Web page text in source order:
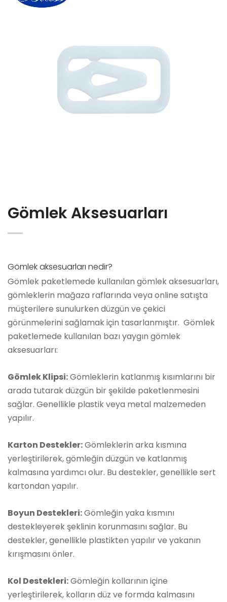
Gömlek Aksesuarları
Gömlek aksesuarları nedir?
Gömlek paketlemede kullanılan gömlek aksesuarları,
gömleklerin mağaza raflarında veya online satışta
müşterilere sunulurken düzgün ve çekici
görünmelerini sağlamak için tasarlanmıştır. Gömlek
paketlemede kullanılan bazı yaygın gömlek
aksesuarları:
Gömlek Klipsi:Gömleklerin katlanmış kısımlarını bir
arada tutarak düzgün bir şekilde paketlenmesini
sağlar. Genellikle plastik veya metal malzemeden
yapılır.
Karton Destekler:Gömleklerin arka kısmına
yerleştirilerek, gömleğin düzgün ve katlanmış
kalmasına yardımcı olur. Bu destekler, genellikle sert
kartondan yapılır.
Boyun Destekleri:Gömleğin yaka kısmını
destekleyerek şeklinin korunmasını sağlar. Bu
destekler, genellikle plastikten yapılır ve yakanın
kırışmasını önler.
Kol Destekleri:Gömleğin kollarının içine
yerleştirilerek, kolların düz ve formda kalmasını